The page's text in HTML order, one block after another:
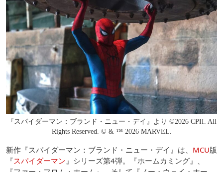
『スパイダーマン：ブランド・ニュー・デイ』より ©2026 CPII. All
Rights Reserved. © & ™ 2026 MARVEL.
新作『スパイダーマン：ブランド・ニュー・デイ』は、 MCU版
『スパイダーマン』シリーズ第4弾。『ホームカミング』、